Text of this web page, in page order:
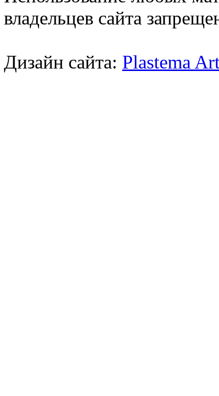
владельцев сайта
Дизайн сайта: Plastema